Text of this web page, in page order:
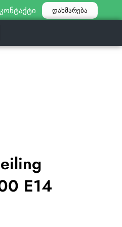
კონტაქტი დახმარება
E14